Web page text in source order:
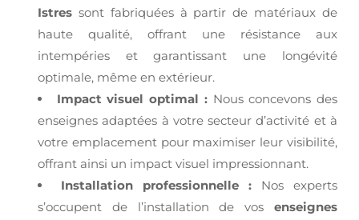
Istressont fabriquées à partir de matériaux de
haute qualité, offrant une résistance aux
intempéries et garantissant une longévité
optimale, même en extérieur.
Impact visuel optimal :Nous concevons des
enseignes adaptées à votre secteur d’activité et à
votre emplacement pour maximiser leur visibilité,
offrant ainsi un impact visuel impressionnant.
Installation professionnelle : Nos experts
s’occupent de l’installation de vosenseignes